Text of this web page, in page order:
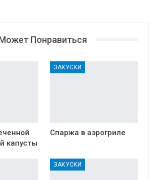
Понравиться
капусты
ЗАКУСКИ
Спаржа в аэрогриле
ЗАКУСКИ